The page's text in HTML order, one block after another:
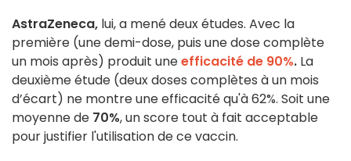
AstraZeneca, lui, a mené deux études. Avec la
première (une demi-dose, puis une dose complète
un mois après) produit uneefficacité de 90%. La
deuxième étude (deux doses complètes à un mois
d’écart) ne montre une efficacité qu'à 62%. Soit une
moyenne de 70%, un score tout à fait acceptable
pour justifier l'utilisation de ce vaccin.